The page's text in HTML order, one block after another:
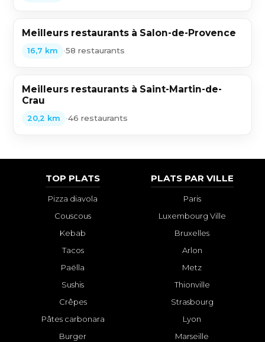
Meilleurs restaurants à Salon-de-Provence
16,7 km •58 restaurants
Meilleurs restaurants à Saint-Martin-de-
Crau
20,2 km •46 restaurants
TOP PLATS
Pizza diavola
Couscous
Kebab
Tacos
Paëlla
Sushis
Crêpes
Pâtes carbonara
Burger
PLATS PAR VILLE
Paris
Luxembourg Ville
Bruxelles
Arlon
Metz
Thionville
Strasbourg
Lyon
Marseille